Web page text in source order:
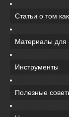
Статьи о том
Материалы для
Инструменты
Полезные